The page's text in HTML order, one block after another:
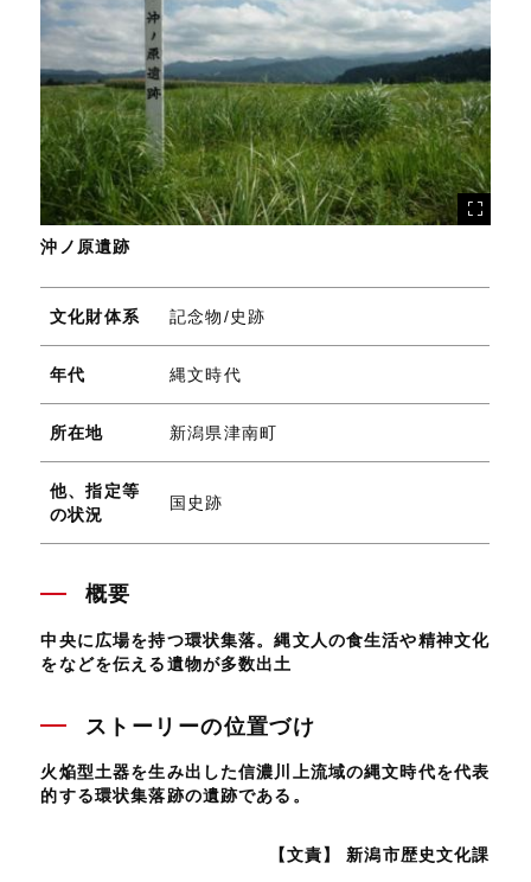
沖ノ原遺跡
文化財体系 記念物/史跡
年代 縄文時代
所在地 新潟県津南町
他、指定等
の状況
国史跡
概要
中央に広場を持つ環状集落。縄文人の食生活や精神文化
をなどを伝える遺物が多数出土
ストーリーの位置づけ
火焔型土器を生み出した信濃川上流域の縄文時代を代表
的する環状集落跡の遺跡である。
【文責】 新潟市歴史文化課